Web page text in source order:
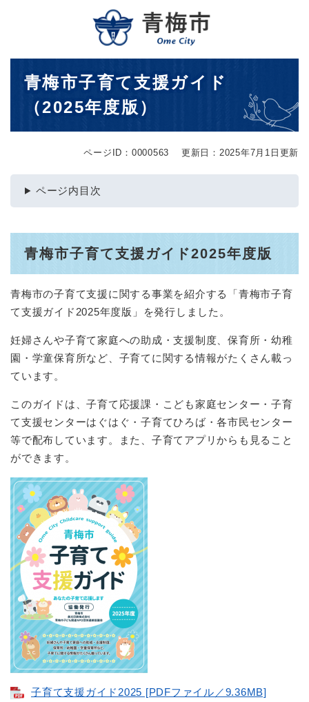
メニューを飛ばして本文へ
青梅市子育て支援ガイド
（2025年度版）
ページID：0000563 更新日：2025年7月1日更新
ページ内目次
青梅市子育て支援ガイド2025年度版
青梅市の子育て支援に関する事業を紹介する「青梅市子育
て支援ガイド2025年度版」を発行しました。
妊婦さんや子育て家庭への助成・支援制度、保育所・幼稚
園・学童保育所など、子育てに関する情報がたくさん載っ
ています。
このガイドは、子育て応援課・こども家庭センター・子育
て支援センターはぐはぐ・子育てひろば・各市民センター
等で配布しています。また、子育てアプリからも見ること
ができます。
子育て支援ガイド2025 [PDFファイル／9.36MB]